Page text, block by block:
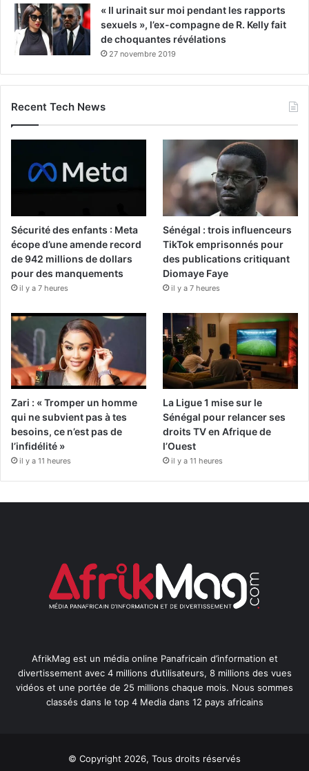
« Il urinait sur moi pendant les rapports
sexuels », l’ex-compagne de R. Kelly fait
de choquantes révélations
27 novembre 2019
Recent Tech News
Sécurité des enfants : Meta
écope d’une amende record
de 942 millions de dollars
pour des manquements
il y a 7 heures
Sénégal : trois influenceurs
TikTok emprisonnés pour
des publications critiquant
Diomaye Faye
il y a 7 heures
Zari : « Tromper un homme
qui ne subvient pas à tes
besoins, ce n’est pas de
l’infidélité »
il y a 11 heures
La Ligue 1 mise sur le
Sénégal pour relancer ses
droits TV en Afrique de
l’Ouest
il y a 11 heures
AfrikMag est un média online Panafricain d’information et
divertissement avec 4 millions d’utilisateurs, 8 millions des vues
vidéos et une portée de 25 millions chaque mois. Nous sommes
classés dans le top 4 Media dans 12 pays africains
© Copyright 2026, Tous droits réservés